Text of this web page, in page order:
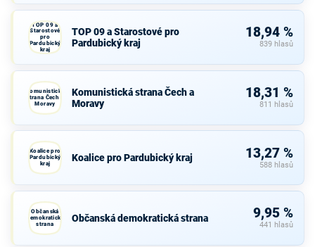
TOP 09 a
Starostové
pro
Pardubický
kraj
TOP 09 a Starostové pro
Pardubický kraj
18,94 %
839 hlasů
Komunistická
strana Čech a
Moravy
Komunistická strana Čech a
Moravy
18,31 %
811 hlasů
Koalice pro
Pardubický
kraj
Koalice pro Pardubický kraj 13,27 %
588 hlasů
Občanská
demokratická
strana
Občanská demokratická strana 9,95 %
441 hlasů